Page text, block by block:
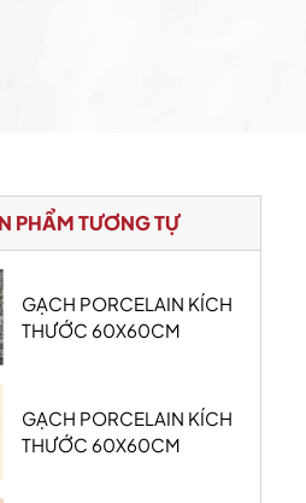
PHẨM TƯƠNG TỰ
GẠCH PORCELAIN KÍCH
THƯỚC 60X60CM
GẠCH PORCELAIN KÍCH
THƯỚC 60X60CM